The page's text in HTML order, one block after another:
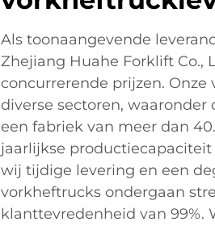
Als toonaangevende
Zhejiang Huahe Forklift Co.,
concurrerende prijzen.
diverse sectoren,
een fabriek van meer dan
jaarlijkse
wij tijdige levering en een
vorkheftrucks ondergaan
klanttevredenheid van 99%.